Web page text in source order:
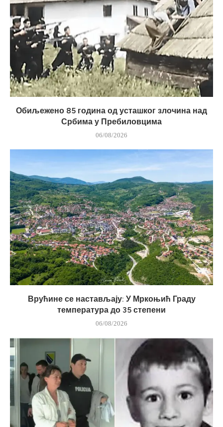
Обиљежено 85 година од усташког злочина над
Србима у Пребиловцима
06/08/2026
Врућине се настављају: У Мркоњић Граду
температура до 35 степени
06/08/2026